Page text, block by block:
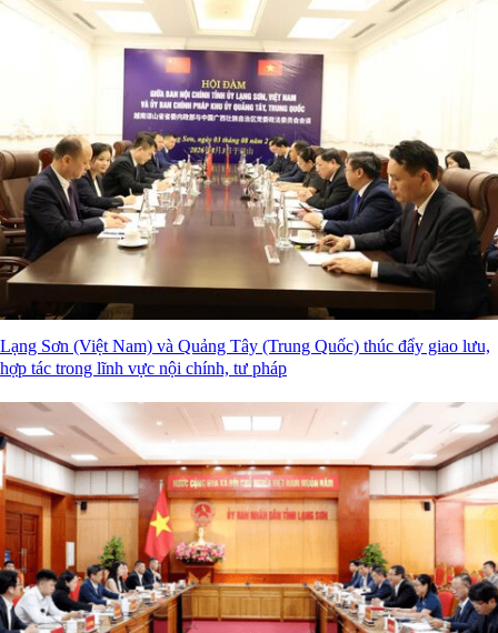
Lạng Sơn (Việt Nam) và Quảng Tây (Trung Quốc) thúc đẩy giao lưu,
hợp tác trong lĩnh vực nội chính, tư pháp